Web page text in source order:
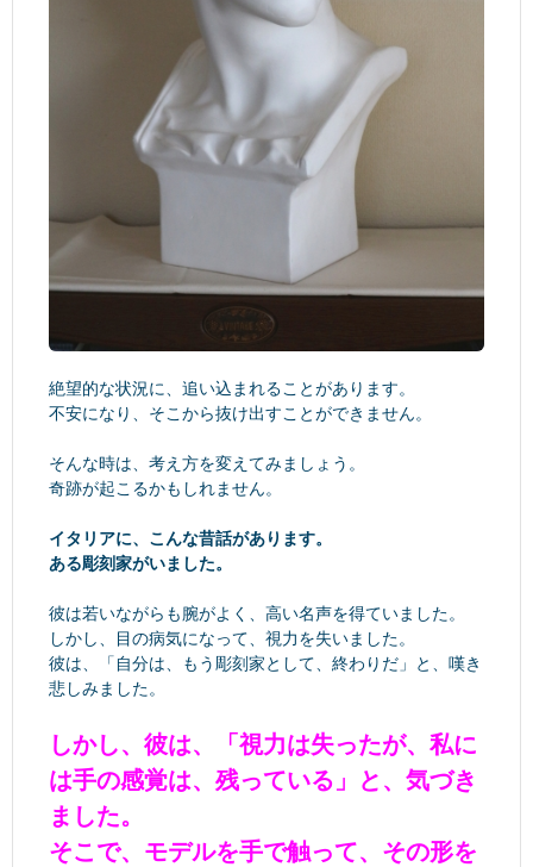
絶望的な状況に、追い込まれることがあります。
不安になり、そこから抜け出すことができません。
そんな時は、考え方を変えてみましょう。
奇跡が起こるかもしれません。
イタリアに、こんな昔話があります。
ある彫刻家がいました。
彼は若いながらも腕がよく、高い名声を得ていました。
しかし、目の病気になって、視力を失いました。
彼は、「自分は、もう彫刻家として、終わりだ」と、嘆き
悲しみました。
しかし、彼は、「視力は失ったが、私に
は手の感覚は、残っている」と、気づき
ました。
そこで、モデルを手で触って、その形を